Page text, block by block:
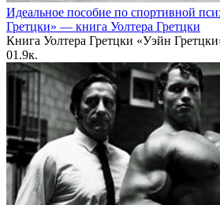
Идеальное пособие по спортивной
Гретцки» — книга Уолтера Гретцки
Книга Уолтера Гретцки «Уэйн
01.9к.